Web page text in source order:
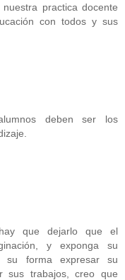
practica docente
con todos y sus
deben ser los
que dejarlo que el
y exponga su
su forma expresar su
sus trabajos, creo que